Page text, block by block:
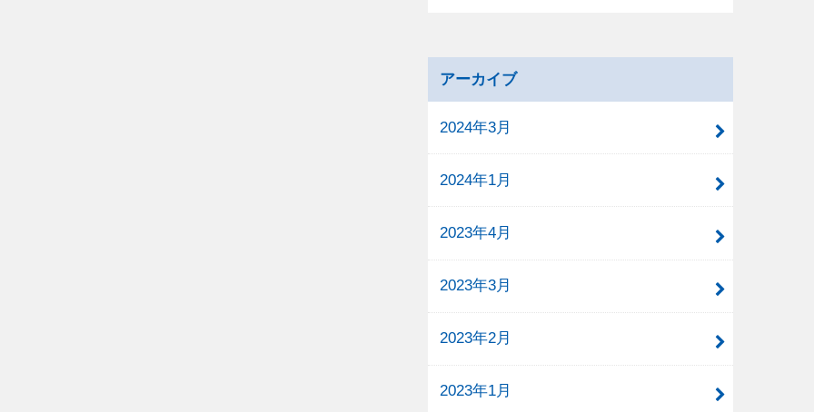
アーカイブ
2024年3月
2024年1月
2023年4月
2023年3月
2023年2月
2023年1月